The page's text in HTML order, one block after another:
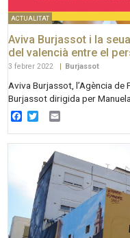
ACTUALITAT
Aviva Burjassot i la
del valencià entre el
3 febrer 2022 Burjassot
Aviva Burjassot, l’Agència de
Burjassot dirigida per
Facebook
Twitter